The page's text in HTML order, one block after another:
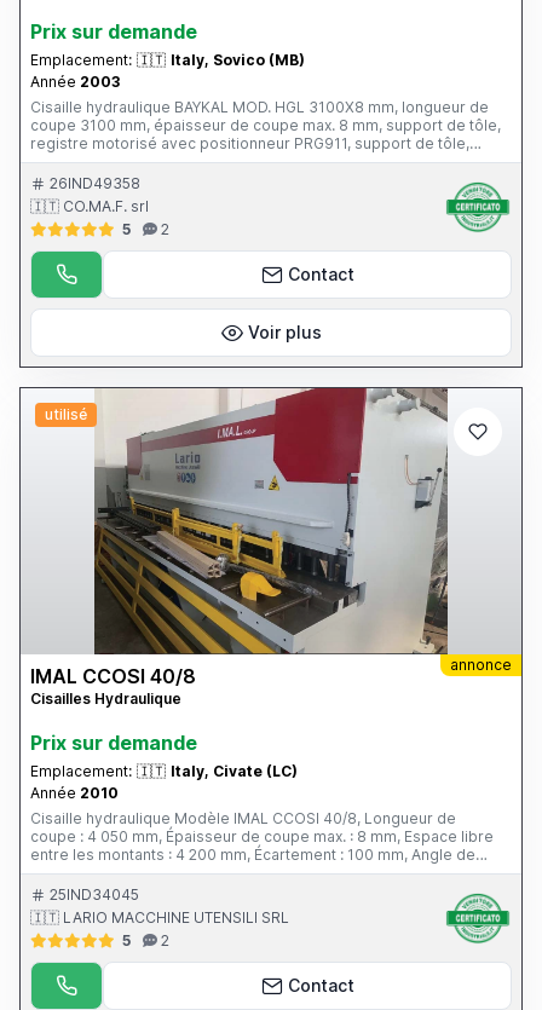
Prix ​​sur demande
Emplacement: 🇮🇹 Italy, Sovico (MB)
Année 2003
Cisaille hydraulique BAYKAL MOD. HGL 3100X8 mm, longueur de
coupe 3100 mm, épaisseur de coupe max. 8 mm, support de tôle,
registre motorisé avec positionneur PRG911, support de tôle,
livrée avec 3 équerres, n° de série 7231, année 2003, CE
26IND49358
🇮🇹 CO.MA.F. srl
5
2
Contact
Voir plus
utilisé
annonce
IMAL CCOSI 40/8
Cisailles Hydraulique
Prix ​​sur demande
Emplacement: 🇮🇹 Italy, Civate (LC)
Année 2010
Cisaille hydraulique Modèle IMAL CCOSI 40/8, Longueur de
coupe : 4 050 mm, Épaisseur de coupe max. : 8 mm, Espace libre
entre les montants : 4 200 mm, Écartement : 100 mm, Angle de
coupe : 2° 30', Course du guide arrière : 800 mm, Positionnement :
PRG 910 A, Machine CE, Année : 2010
25IND34045
🇮🇹 LARIO MACCHINE UTENSILI SRL
5
2
Contact